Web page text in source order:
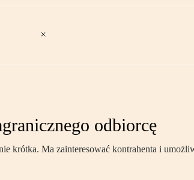
odbiorcę
krótka. Ma zainteresować kontrahenta i